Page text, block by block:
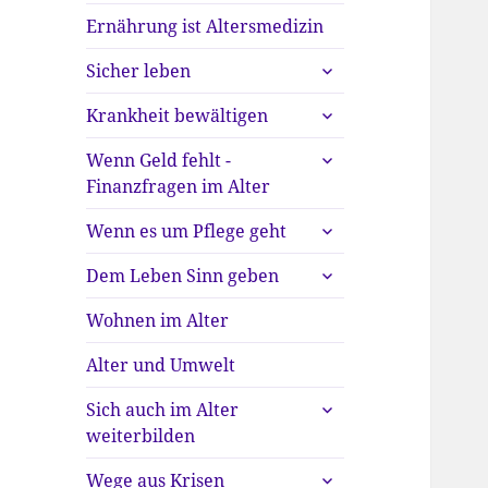
Ernährung ist Altersmedizin
Sicher leben
untermenü
anzeigen
Krankheit bewältigen
untermenü
anzeigen
Wenn Geld fehlt -
Finanzfragen im Alter
untermenü
Wenn es um Pflege geht
untermenü
anzeigen
Dem Leben Sinn geben
untermenü
anzeigen
Wohnen im Alter
Alter und Umwelt
Sich auch im Alter
weiterbilden
untermenü
Wege aus Krisen
untermenü